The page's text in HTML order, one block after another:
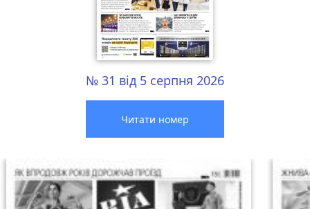
№ 31 від 5 серпня 2026
Читати номер